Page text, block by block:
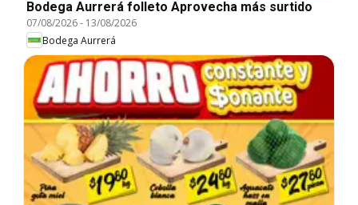
Bodega Aurrerá folleto Aprovecha más surtido
07/08/2026- 13/08/2026
Bodega Aurrerá